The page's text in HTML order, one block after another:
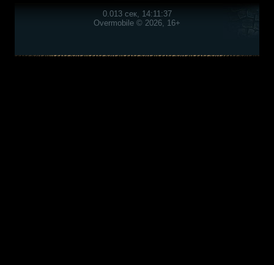
0.013 сек, 14:11:37
Overmobile © 2026, 16+